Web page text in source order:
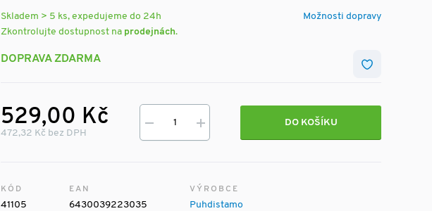
Možnosti dopravy
Skladem > 5 ks, expedujeme do 24h
Zkontrolujte dostupnost na prodejnách.
DOPRAVA ZDARMA
529,00 Kč
472,32 Kč bez DPH
DO KOŠÍKU
KÓD
41105
EAN
6430039223035
VÝROBCE
Puhdistamo